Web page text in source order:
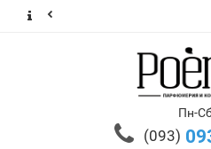
Пн-
(093)